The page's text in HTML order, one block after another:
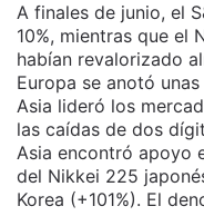
A finales de junio, el
10%, mientras que el
habían revalorizado
Europa se anotó
Asia lideró los
las caídas de dos
Asia encontró apoyo
del Nikkei 225
Korea (+101%). El